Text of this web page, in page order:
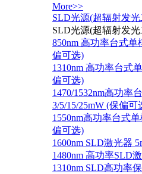
More>>
SLD光源(超辐射发
SLD光源(超辐射发
850nm 高功率台式单
偏可选)
1310nm 高功率台式
偏可选)
1470/1532nm高功率
3/5/15/25mW (保偏可
1550nm高功率台式
偏可选)
1600nm SLD激光器
1480nm 高功率SLD
1310nm SLD高功率